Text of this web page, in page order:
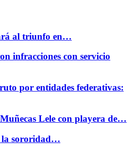
al triunfo en…
infracciones con servicio
por entidades federativas:
Lele con playera de…
la sororidad…